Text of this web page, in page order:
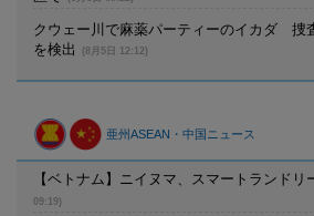
クウェー川で麻薬パーティーのイカダ 捜
を検出
(8月5日 12:12)
亜州ASEAN・中国ニュース
【ベトナム】ニイヌマ、スマートランドリ
09:19)